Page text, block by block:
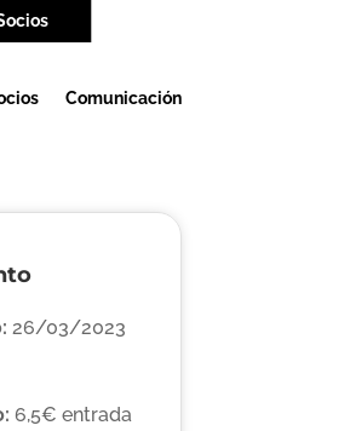
Comunicación
26/03/2023
6,5€ entrada